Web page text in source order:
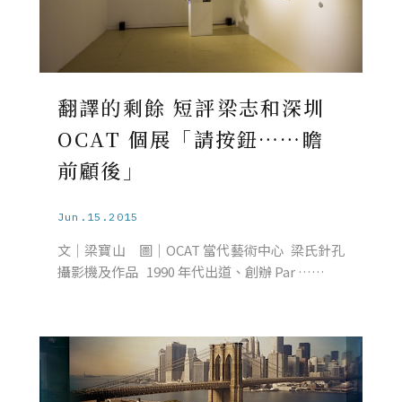
翻譯的剩餘 短評梁志和深圳
OCAT 個展「請按鈕……瞻
前顧後」
Jun.15.2015
文│梁寶山 圖│OCAT 當代藝術中心 梁氏針孔
攝影機及作品 1990 年代出道、創辦 Par ……